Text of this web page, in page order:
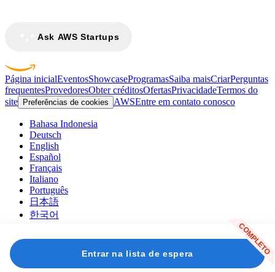
COMPLETO
Entrar na lista de espera
Ask AWS Startups
Página inicialEventosShowcaseProgramasSaiba maisCriarPerguntas
frequentesProvedoresObter créditosOfertasPrivacidadeTermos do
site
Preferências de cookies AWSEntre em contato conosco
Bahasa Indonesia
Deutsch
English
Español
Français
Italiano
Português
日本語
한국어
© 2026 Amazon Web Services, Inc. ou suas afiliadas. Todos